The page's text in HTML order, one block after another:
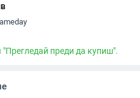
преди да купиш".